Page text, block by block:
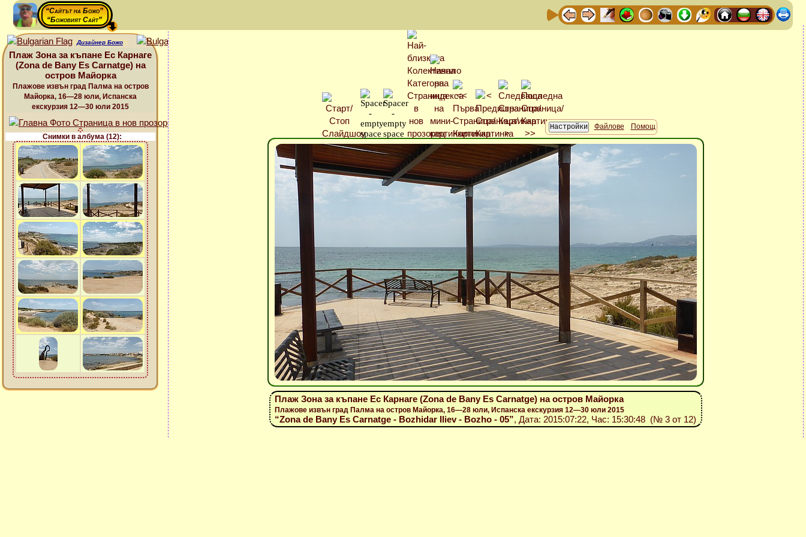
“Сайтът на Божо”
“Божовият Сайт”
Дизайнер Божо
Плаж Зона за къпане Ес Карнаге
(Zona de Bany Es Carnatge) на
остров Майорка
Плажове извън град Палма на остров
Майорка, 16—28 юли, Испанска
екскурзия 12—30 юли 2015
Снимки в албума (12):
Файлове Помощ
Плаж Зона за къпане Ес Карнаге (Zona de Bany Es Carnatge) на остров Майорка
Плажове извън град Палма на остров Майорка, 16—28 юли, Испанска екскурзия 12—30 юли 2015
“Zona de Bany Es Carnatge - Bozhidar Iliev - Bozho - 05”, Дата: 2015:07:22, Час: 15:30:48 (№ 3 от 12)